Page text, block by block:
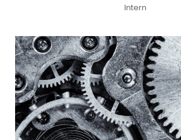
Intern